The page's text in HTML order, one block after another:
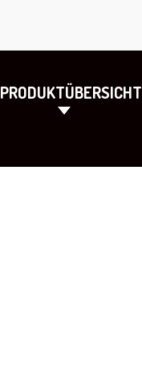
PRODUKTÜBERSICHT